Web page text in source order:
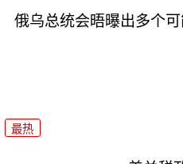
俄乌总统会晤曝出多个
最热